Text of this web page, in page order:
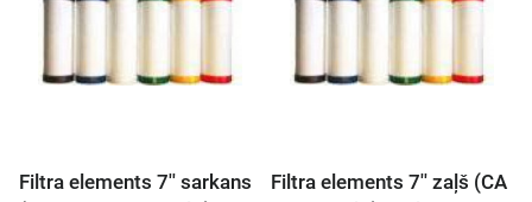
Filtra elements 7'' sarkans
Filtra elements 7'' zaļš (CA